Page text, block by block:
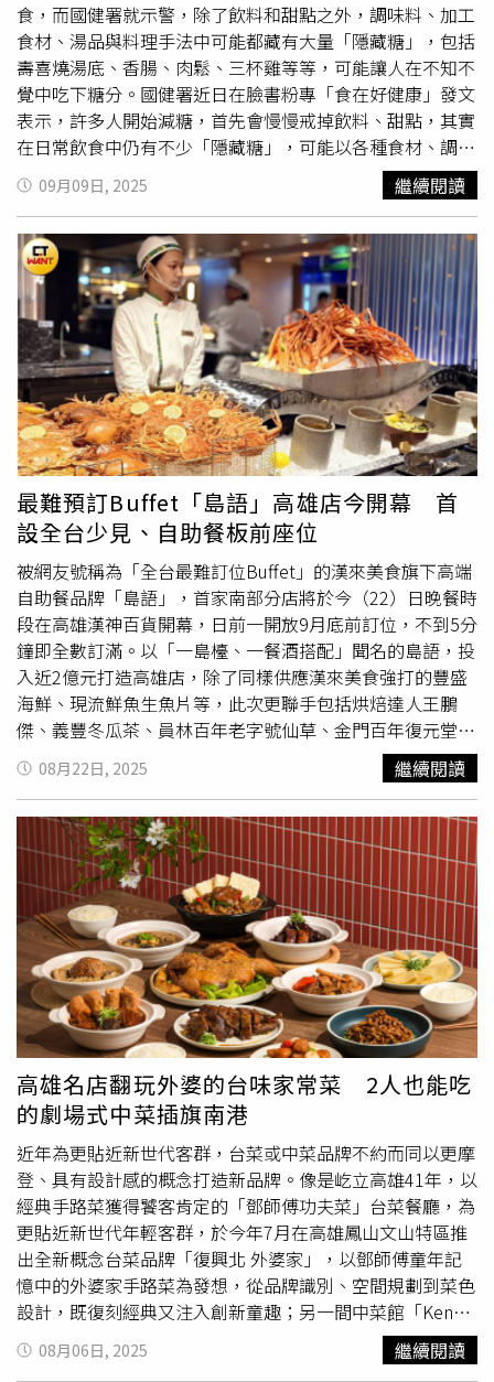
來亦能直接於系統內選購免稅品與機上餐飲，大幅提升服務
效率。
味，其中「紹興醉雞腿」年銷近2000隻、連續10年熱銷，
是外帶年菜最受老饕指名的人氣單品。今年的8人份「鴻運
套餐」與4人份「賜福套餐」皆收錄江南春名菜「東坡肉花
膠烏參」——烏參外皮先炸後燒、搭配老母雞與金華火腿熬
煮的濃郁醬汁，再與頂級花膠共煨，口感軟糯入味，與入口
即化的東坡肉一同品嚐，層次豐富，將是年夜飯桌上的絕妙
組合。台菜餐廳蓬萊邨主廚陳冠閔則首次推出的4人份「素
食套餐」，其中「四喜拼盤」以松子素鵝、梅漬百香果、蟲
草川耳與椒麻腐竹組成，梅漬百香果以百香果殼內海綿層製
成，酸甜細緻；素佛跳牆則以多層次蔬材與菇類堆疊風味，
讓素食者也能輕鬆享受年節豐盛感。西餐廳麗香苑則是端出
南洋節慶料理為主題，帶來全台少見的異國年味體驗。套餐
中包括馬來西亞過年必吃的「仁當烤全雞」、新加坡節慶常
見的菜餚「香蒜鮑魚牛奶排骨湯」和「金沙奶油龍蝦」，為
年夜飯帶來濃郁香料風味與節慶氛圍。台北福華大飯店
2026年年菜外帶將於11月27日至2026年2月12日開放訂
購，凡於 2025年12月31日前完成付款，可享早鳥9折優
惠。
食，而國健署就示警，除了飲料和甜點之外，調味料、加工
食材、湯品與料理手法中可能都藏有大量「隱藏糖」，包括
壽喜燒湯底、香腸、肉鬆、三杯雞等等，可能讓人在不知不
覺中吃下糖分。國健署近日在臉書粉專「食在好健康」發文
表示，許多人開始減糖，首先會慢慢戒掉飲料、甜點，其實
在日常飲食中仍有不少「隱藏糖」，可能以各種食材、調味
料、加工品的形式出現，讓人不知不覺攝取過多的糖，增加
熱量、影響健康。1、調味料國健署說到，常用的醬料如番
茄醬、甜辣醬、照燒醬、烤肉醬等等，為了香甜與色澤，會
加入不少糖分；而醃漬用的醬料如蜜汁醃料、糖醋醬、壽喜
燒湯底，生菜沙拉用的千島醬、蜂蜜芥末醬、和風油醋，以
及烘焙用的調味如煉乳、花生醬、奶酥等等，也都可能加
糖。2、加工食材國健署指出，火腿、香腸、培根、肉鬆等
加工肉品，製程中加糖調味或增加色澤，即使吃起來「鹹
的」也含糖；蜜餞、話梅、糖漬水果等糖漬品，業者為平衡
酸味，常會加糖醃漬；水果罐頭、蜜紅豆罐頭、有些玉米罐
頭等蔬果罐頭，也都含有糖分，而一些肉醬罐頭、魚罐頭成
分中也還是看得到糖。3、料理手法國健署舉例，勾芡調味
就是在醬汁中加糖，再以太白粉勾芡，如糖醋排骨含糖量就
很驚人；中式料理常用糖來提香或增加色澤油亮，像紅燒、
傳統滷肉、 東坡肉 、三杯雞常加冰糖增加色澤與香氣；烤
雞、叉燒、串燒表面也常刷上蜂蜜或糖漿上色來增加口感。
4、飲品與湯品國健署提到，紅豆湯、綠豆湯、綜合豆花等
都是加了許多糖的中式點心，西式湯品中的濃湯或沖泡式湯
包也都有糖的蹤跡；而含糖飲料、調味茶、3合1咖啡、加糖
手搖飲更是糖的主要來源。對此，國健署也提醒，若想要避
開「看不見的糖」，可以先觀察食品的成分表，諸如糖、蔗
糖、果糖、葡萄糖、麥芽糖漿、玉米糖漿都是糖的化身；改
由自己下廚、減少加工食品，也可以用洋蔥、番茄、南瓜等
天然食材增加甜味；如果要吃外食，則建議選擇減糖或不加
糖的產品或料理方式，調味醬沾點即可，「減糖不是要完全
拒絕所有糖……適度調整、少一點糖，就能多一份健康！」
09月09日, 2025 繼續閱讀
最難預訂Buffet「島語」高雄店今開幕 首
設全台少見、自助餐板前座位
被網友號稱為「全台最難訂位Buffet」的漢來美食旗下高端
自助餐品牌「島語」，首家南部分店將於今（22）日晚餐時
段在高雄漢神百貨開幕，日前一開放9月底前訂位，不到5分
鐘即全數訂滿。以「一島檯、一餐酒搭配」聞名的島語，投
入近2億元打造高雄店，除了同樣供應漢來美食強打的豐盛
海鮮、現流鮮魚生魚片等，此次更聯手包括烘焙達人王鵬
傑、義豐冬瓜茶、員林百年老字號仙草、金門百年復元堂酸
梅湯多家百年品牌、職人名店，假日晚餐也會提供每人半隻
龍蝦。特別的是，高雄漢神店更推出全台少見在特定餐檯設
置的10席板前座位，可以近距離欣賞廚師製作料理，有望成
為預訂搶手位，目前高雄店餐價與台北店同步，維持在
1,490元至2,090元。島語主打「一島檯、一餐酒搭配」的高
端餐飲Wine Pairing。（圖／漢來美食提供）660坪的寬敞空
間僅設350席座位，並以半包廂的動線設計和取餐走道巧妙
區隔、桌距不擠迫。（圖／漢來美食提供）新增的「極」炸
物區特設6席板前座位，需於預訂時特別標註才有機會入
座。（圖／魏妤靜攝）島語從2023年台北漢來店開幕以
來，幾乎每天爆滿、一位難求，此次開設的高雄店位於高雄
漢神百貨8樓，品牌總經理劉子銘表示，在島語可以吃到集
團旗下各餐廳精華，像是來自高端品牌「名人坊」世貿店燒
臘部門主廚分享的片皮鴨烤製技術，而以提供日料為主的
「盛」島檯，醋飯做法也來自集團弁慶日本料理前主廚五味
澤料理長的私藏配方，此外還有米其林入選餐廳「福園台菜
海鮮餐廳」人氣餐點「一品香東坡肉 」等。高雄店比台北店
多了一座餐檯、共有9大餐檯，特別將原本與烤物結合的
「炸物」獨立分區，新增加的「極」炸物區專供各式炸物與
串揚，還特別設置了6席板前座位。原來是漢來美食董事長
林淑婷、品牌總經理劉子銘到東京考察時，觀察到當地串揚
店與客人的板前互動氛圍，為了更好地表現日料板前職人精
神和即時現做的風味，才有了此座位設計，被預估會成為獨
身I人與少人數好友相聚時的最愛座位。「盛」餐檯提供現
08月22日, 2025 繼續閱讀
高雄名店翻玩外婆的台味家常菜 2人也能吃
的劇場式中菜插旗南港
近年為更貼近新世代客群，台菜或中菜品牌不約而同以更摩
登、具有設計感的概念打造新品牌。像是屹立高雄41年，以
經典手路菜獲得饕客肯定的「鄧師傅功夫菜」台菜餐廳，為
更貼近新世代年輕客群，於今年7月在高雄鳳山文山特區推
出全新概念台菜品牌「復興北 外婆家」，以鄧師傅童年記
憶中的外婆家手路菜為發想，從品牌識別、空間規劃到菜色
設計，既復刻經典又注入創新童趣；另一間中菜館「Ken
香‧時髦中菜」也於7月正式進駐CITYLINK南港，主打「兩
人也能吃中菜」，由「飯BAR中菜」創辦人Dennis主理、無
08月06日, 2025 繼續閱讀